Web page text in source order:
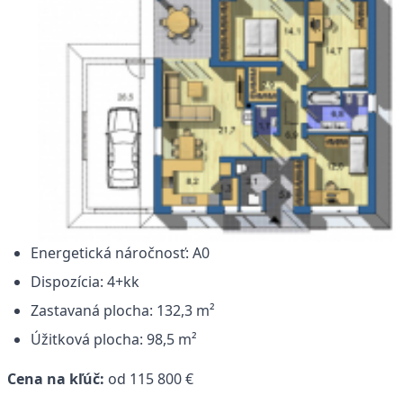
Energetická náročnosť: A0
Dispozícia: 4+kk
Zastavaná plocha: 132,3 m²
Úžitková plocha: 98,5 m²
Cena na kľúč: od 115 800 €